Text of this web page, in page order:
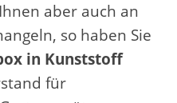
aber auch an
so haben Sie
in Kunststoff
für